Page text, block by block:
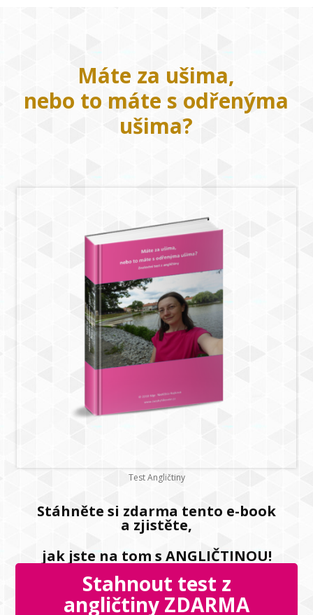
Máte za ušima,
nebo to máte s odřenýma
ušima?
Test Angličtiny
Stáhněte si zdarma tento e-book
a zjistěte,
jak jste na tom s ANGLIČTINOU!
Stahnout test z
angličtiny ZDARMA